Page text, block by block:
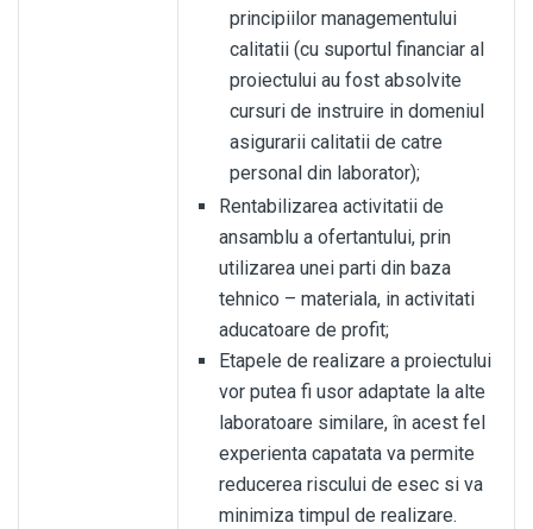
principiilor managementului
calitatii (cu suportul financiar al
proiectului au fost absolvite
cursuri de instruire in domeniul
asigurarii calitatii de catre
personal din laborator);
Rentabilizarea activitatii de
ansamblu a ofertantului, prin
utilizarea unei parti din baza
tehnico – materiala, in activitati
aducatoare de profit;
Etapele de realizare a proiectului
vor putea fi usor adaptate la alte
laboratoare similare, în acest fel
experienta capatata va permite
reducerea riscului de esec si va
minimiza timpul de realizare.